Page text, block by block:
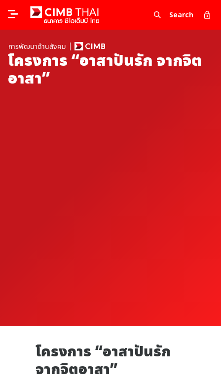
Search
การพัฒนาด้านสังคม
โครงการ “อาสาปันรัก จากจิต
อาสา”
โครงการ “อาสาปันรัก
จากจิตอาสา”